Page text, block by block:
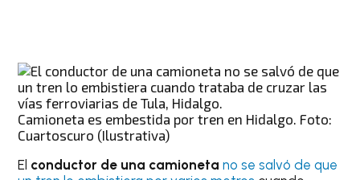
Camioneta es embestida por tren en Hidalgo. Foto:
Cuartoscuro (Ilustrativa)
El conductor de una camionetano se salvó de que